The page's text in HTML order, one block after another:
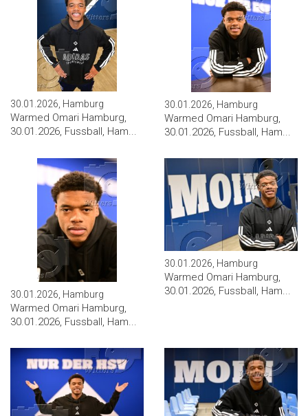
30.01.2026, Hamburg
Warmed Omari Hamburg,
30.01.2026, Fussball, Ham...
30.01.2026, Hamburg
Warmed Omari Hamburg,
30.01.2026, Fussball, Ham...
30.01.2026, Hamburg
Warmed Omari Hamburg,
30.01.2026, Fussball, Ham...
30.01.2026, Hamburg
Warmed Omari Hamburg,
30.01.2026, Fussball, Ham...